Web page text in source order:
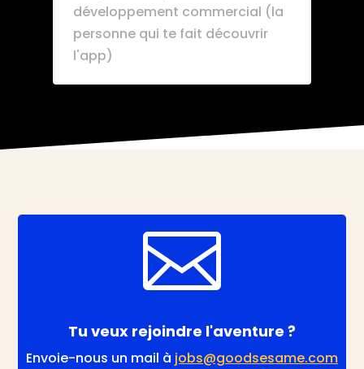
développement commercial (la
personne qui te fait découvrir
l'app)

Tu veux rejoindre l'aventure ?
Envoie-nous un mail à jobs@goodsesame.com